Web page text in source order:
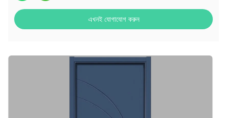
এখনই যোগাযোগ করুন